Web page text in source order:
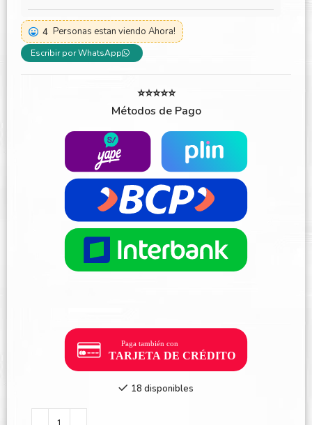
4 Personas estan viendo Ahora!
Escribir por WhatsApp
⭐⭐⭐⭐⭐
Métodos de Pago
18 disponibles